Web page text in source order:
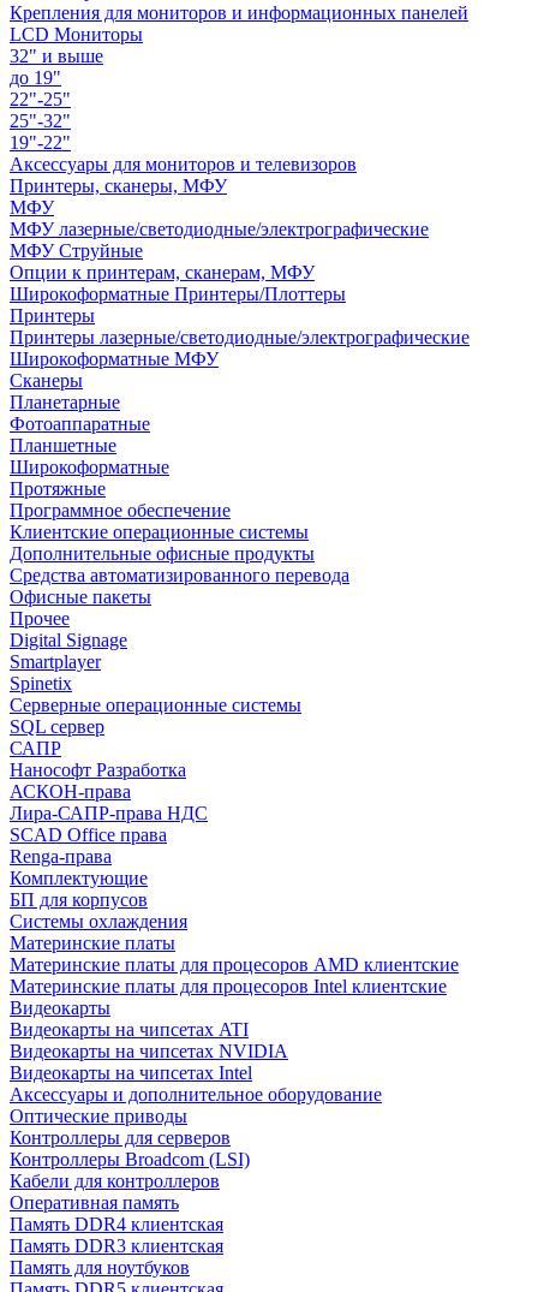
Крепления для мониторов и информационных панелей
LCD Мониторы
32" и выше
до 19"
22"-25"
25"-32"
19"-22"
Аксессуары для мониторов и телевизоров
Принтеры, сканеры, МФУ
МФУ
МФУ лазерные/светодиодные/электрографические
МФУ Струйные
Опции к принтерам, сканерам, МФУ
Широкоформатные Принтеры/Плоттеры
Принтеры
Принтеры лазерные/светодиодные/электрографические
Широкоформатные МФУ
Сканеры
Планетарные
Фотоаппаратные
Планшетные
Широкоформатные
Протяжные
Программное обеспечение
Клиентские операционные системы
Дополнительные офисные продукты
Средства автоматизированного перевода
Офисные пакеты
Прочее
Digital Signage
Smartplayer
Spinetix
Серверные операционные системы
SQL сервер
САПР
Нанософт Разработка
АСКОН-права
Лира-САПР-права НДС
SCAD Office права
Renga-права
Комплектующие
БП для корпусов
Системы охлаждения
Материнские платы
Материнские платы для процесоров AMD клиентские
Материнские платы для процесоров Intel клиентские
Видеокарты
Видеокарты на чипсетах ATI
Видеокарты на чипсетах NVIDIA
Видеокарты на чипсетах Intel
Аксессуары и дополнительное оборудование
Оптические приводы
Контроллеры для серверов
Контроллеры Broadcom (LSI)
Кабели для контроллеров
Оперативная память
Память DDR4 клиентская
Память DDR3 клиентская
Память для ноутбуков